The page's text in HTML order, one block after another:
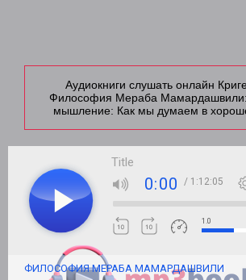
Аудиокниги слушать онлайн
Философия Мераба
мышление: Как мы думаем в
Title
0:00 / 1:12:05
1.0
ФИЛОСОФИЯ МЕРАБА МАМАРДАШВИЛИ